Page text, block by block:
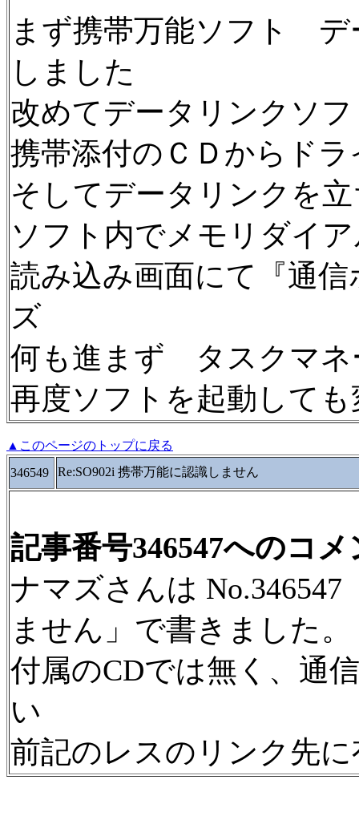
まず携帯万能ソフト デ
しました
改めてデータリンクソ
携帯添付のＣＤからド
そしてデータリンクを
ソフト内でメモリダイ
読み込み画面にて『通
ズ
何も進まず タスクマネ
再度ソフトを起動して
▲このページのトップに戻る
346549
Re:SO902i 携帯万能に認識しません
記事番号346547へのコメ
ナマズさんは No.346547
ません」で書きました。
付属のCDでは無く、通
い
前記のレスのリンク先